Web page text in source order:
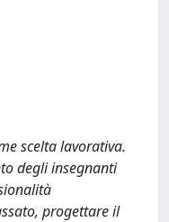
scelta lavorativa.
degli insegnanti
progettare il